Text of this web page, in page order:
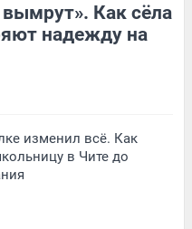
вымрут». Как сёла
надежду на
изменил всё. Как
в Чите до